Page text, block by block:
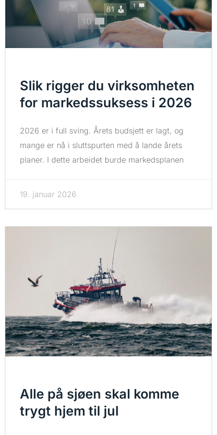
Slik rigger du virksomheten
for markedssuksess i 2026
2026 er i full sving. Årets budsjett er lagt, og
mange er nå i sluttspurten med å lande årets
planer. I dette arbeidet burde markedsplanen
19. januar 2026
Alle på sjøen skal komme
trygt hjem til jul